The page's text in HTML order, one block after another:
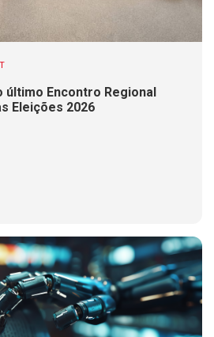
último Encontro Regional
Eleições 2026